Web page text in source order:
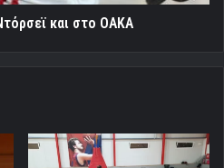
και στο ΟΑΚΑ